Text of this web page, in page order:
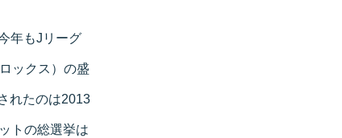
年もJリーグ
ックス）の盛
れたのは2013
トの総選挙は